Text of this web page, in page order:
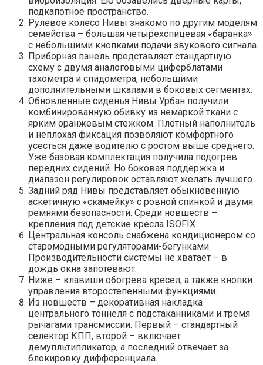
подкапотное пространство.
Рулевое колесо Нивы знакомо по другим моделям
семейства – большая четырехспицевая «баранка»
с небольшими кнопками подачи звукового сигнала.
Приборная панель представляет стандартную
схему с двумя аналоговыми циферблатами
тахометра и спидометра, небольшими
дополнительными шкалами в боковых сегментах.
Обновленные сиденья Нивы Урбан получили
комбинированную обивку из немаркой ткани с
ярким оранжевым стежком. Плотный наполнитель
и неплохая фиксация позволяют комфортного
усесться даже водителю с ростом выше среднего.
Уже базовая комплектация получила подогрев
передних сидений. Но боковая поддержка и
диапазон регулировок оставляют желать лучшего.
Задний ряд Нивы представляет обыкновенную
аскетичную «скамейку» с ровной спинкой и двумя
ремнями безопасности. Среди новшеств –
крепления под детские кресла ISOFIX.
Центральная консоль снабжена кондиционером со
старомодными регуляторами-бегунками.
Производительности системы не хватает – в
дождь окна запотевают.
Ниже – клавиши обогрева кресел, а также кнопки
управления второстепенными функциями.
Из новшеств – декоративная накладка
центрального тоннеля с подстаканниками и тремя
рычагами трансмиссии. Первый – стандартный
селектор КПП, второй – включает
демупльтипликатор, а последний отвечает за
блокировку дифференциала.